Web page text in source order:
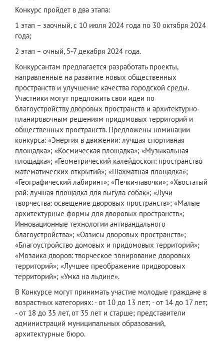
​Конкурс пройдет в два этапа:
1 этап – заочный, с 10 июля 2024 года по 30 октября 2024
года;
2 этап – очный, 5-7 декабря 2024 года.
Конкурсантам предлагается разработать проекты,
направленные на развитие новых общественных
пространств и улучшение качества городской среды.
Участники могут предложить свои идеи по
благоустройству дворовых пространств и архитектурно-
планировочным решениям придомовых территорий и
общественных пространств. Предложены номинации
конкурса: «Энергия в движении: лучшая спортивная
площадка»; «Космическая площадка»; «Музыкальная
площадка»; «Геометрический калейдоскоп: пространство
математических открытий»; «Шахматная площадка»;
«Географический лабиринт»; «Печки-лавочки»; «Хвостатый
рай: лучшая площадка для выгула собак»; «Лучи
творчества: освещение дворовых пространств»; «Малые
архитектурные формы для дворовых пространств»;
Инновационные технологии антивандального
благоустройства»; «Оазисы дворовых пространств»;
«Благоустройство домовых и придомовых территорий»;
«Мозаика дворов: творческое зонирование дворовых
территорий»; «Лучшее преображение придворовых
территорий»; «Умка на льдине».
В Конкурсе могут принимать участие молодые граждане в
возрастных категориях: - от 10 до 13 лет; - от 14 до 17 лет;
- от 18 до 35 лет, от 35 лет и старше; представители
администраций муниципальных образований,
архитектурные бюро.